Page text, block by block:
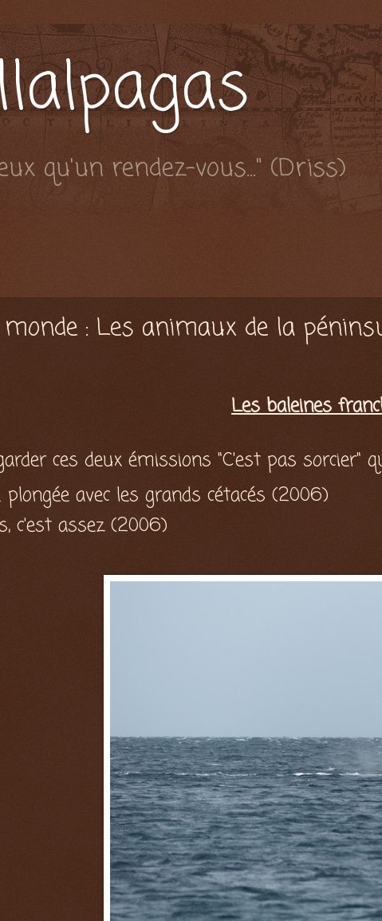
qu'un rendez-vous..." (Driss)
: Les animaux de la
Les baleines
ces deux émissions "C'est pas sorcier"
plongée avec les grands cétacés (2006)
c'est assez (2006)